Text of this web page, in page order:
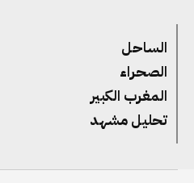
الساحل
الصحراء
المغرب الكبير
تحليل مشهد